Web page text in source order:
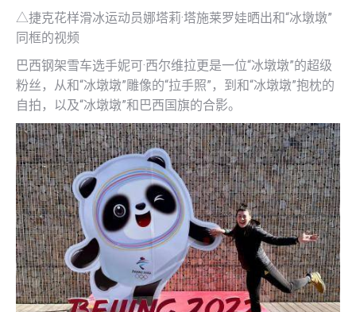
△捷克花样滑冰运动员娜塔莉·塔施莱罗娃晒出和“冰墩墩”
同框的视频
巴西钢架雪车选手妮可·西尔维拉更是一位“冰墩墩”的超级
粉丝，从和“冰墩墩”雕像的“拉手照”，到和“冰墩墩”抱枕的
自拍，以及“冰墩墩”和巴西国旗的合影。